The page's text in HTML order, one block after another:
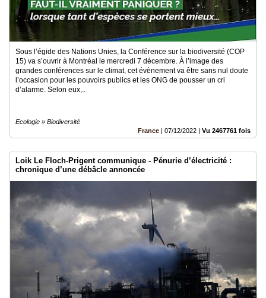
Sous l’égide des Nations Unies, la Conférence sur la biodiversité (COP
15) va s’ouvrir à Montréal le mercredi 7 décembre. À l’image des
grandes conférences sur le climat, cet évènement va être sans nul doute
l’occasion pour les pouvoirs publics et les ONG de pousser un cri
d’alarme. Selon eux,..
Ecologie » Biodiversité
France | 07/12/2022 | Vu 2467761 fois
Loik Le Floch-Prigent communique - Pénurie d’électricité :
chronique d’une débâcle annoncée